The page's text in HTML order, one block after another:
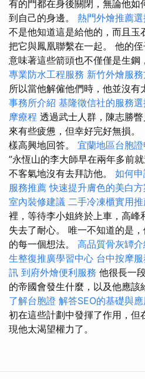
有的門都在身後關閉，無論他如
到自己的身邊。 熱門外燴推薦
不是他知道這是給他的，而且玉
把它與鳳凰聯繫在一起。 他的
意味著這些箭頭也不僅僅是生鋼
專業防水工程服務 新竹外燴服
所以當他解僱他們時，他並沒有
事務所介紹 基隆徵信社的服務
摩療程 透過武士人群，陳志勝
來有些疲憊，但幸好完好無損。
樣高興地回答。 宜蘭地區台胞
”永恆山的李大師早在兩年多前
不客氣地沒有去拜訪他。 如何
服務推薦 快速提升膚色的美白方
室內裝修建議 二手冷凍櫃實用
裡，等待李小姐終於上車，高峰
失去了耐心。 唯一不知道的是
的每一個想法。 高品質骨灰罈介
生整復推廣學習中心 台中按摩
訊 到府外燴便利服務 他很長一
的帝國會發生什麼，以及他應該
了解台胞證 解答SEO的基礎與
初在這些計劃中發揮了作用，但
現他太渴望權力了。